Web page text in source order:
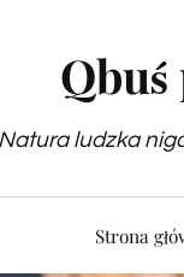
ludzka
Strona